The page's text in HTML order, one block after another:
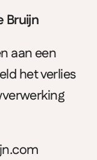
Bruijn
aan een
het verlies